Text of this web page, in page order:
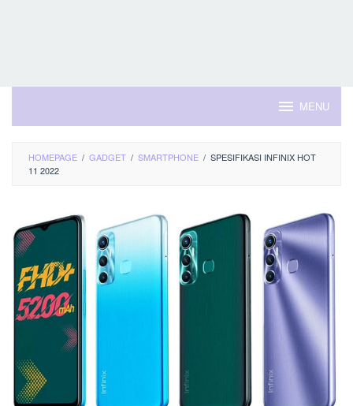
MENU
HOMEPAGE / GADGET / SMARTPHONE / SPESIFIKASI INFINIX HOT
11 2022